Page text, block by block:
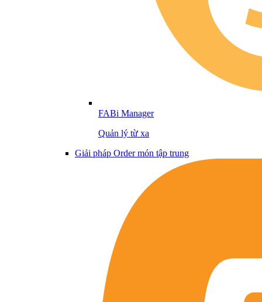
FABi Manager
Quản lý từ xa
Giải pháp Order món tập trung